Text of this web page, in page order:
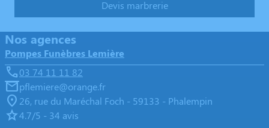
Devis marbrerie
Nos agences
Pompes Funèbres Lemière
03 74 11 11 82
pflemiere@orange.fr
26, rue du Maréchal Foch - 59133 - Phalempin
4.7/5 - 34 avis